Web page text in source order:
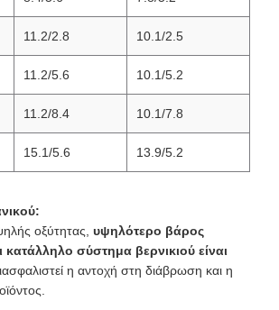
11.2/2.8 10.1/2.5
11.2/5.6 10.1/5.2
11.2/8.4 10.1/7.8
15.1/5.6 13.9/5.2
οξύτητας, υψηλότερο βάρος
σύστημα βερνικιού είναι
η αντοχή στη διάβρωση και η